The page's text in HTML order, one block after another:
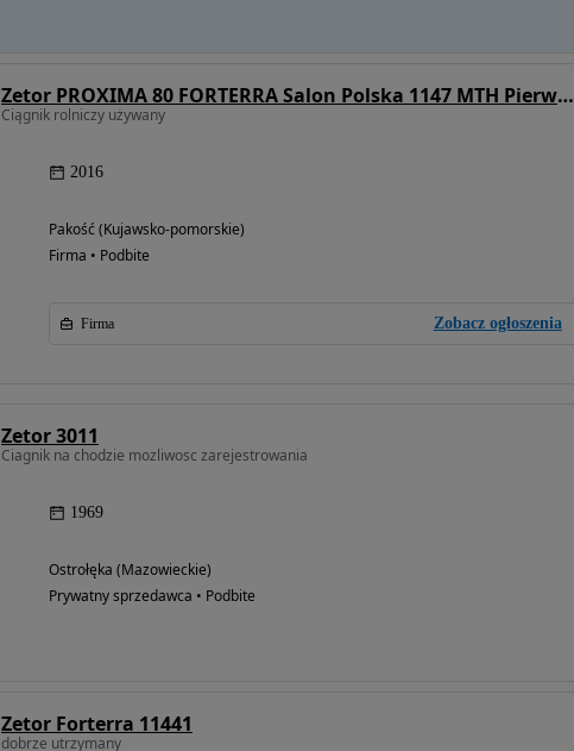
Zetor PROXIMA 80 FORTERRA Salon Polska 1147 MTH Pierwszy właściciel Jak nowy
Ciągnik rolniczy używany
2016
Pakość (Kujawsko-pomorskie)
Firma • Podbite
Firma Zobacz ogłoszenia
Zetor 3011
Ciagnik na chodzie mozliwosc zarejestrowania
1969
Ostrołęka (Mazowieckie)
Prywatny sprzedawca • Podbite
Zetor Forterra 11441
dobrze utrzymany